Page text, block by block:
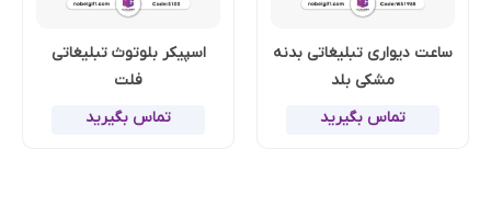
ساعت دیواری تبلیغاتی بدنه
مشکی بلد
تماس بگیرید
اسپیکر بلوتوث تبلیغاتی
فلت
تماس بگیرید